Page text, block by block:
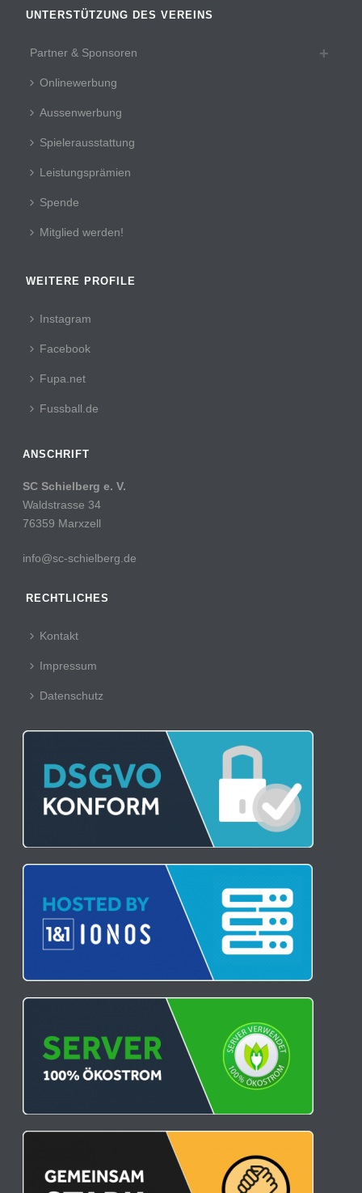
UNTERSTÜTZUNG DES VEREINS
Partner & Sponsoren
Onlinewerbung
Aussenwerbung
Spielerausstattung
Leistungsprämien
Spende
Mitglied werden!
WEITERE PROFILE
Instagram
Facebook
Fupa.net
Fussball.de
ANSCHRIFT
SC Schielberg e. V.
Waldstrasse 34
76359 Marxzell
info@sc-schielberg.de
RECHTLICHES
Kontakt
Impressum
Datenschutz